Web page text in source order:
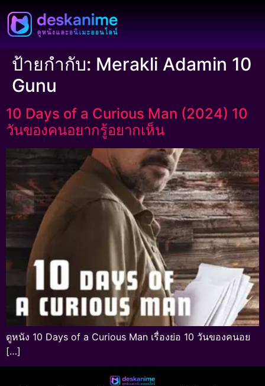
ป้ายกำกับ: Merakli Adamin 10
Gunu
10 Days of a Curious Man (2024) 10
วันของคนอยากรู้อยากเห็น
ดูหนัง 10 Days of a Curious Man เรื่องย่อ 10 วันของคนอย
[…]